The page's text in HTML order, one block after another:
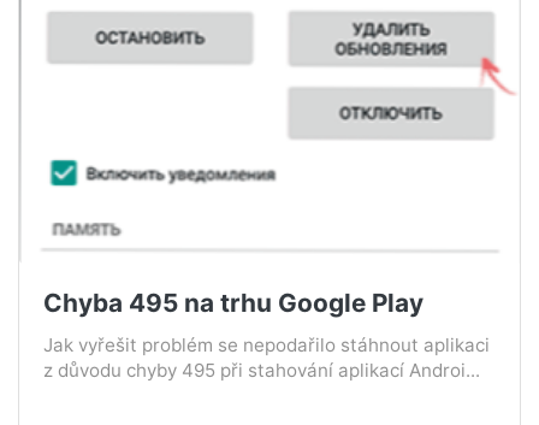
Chyba 495 na trhu Google Play
Jak vyřešit problém se nepodařilo stáhnout aplikaci
z důvodu chyby 495 při stahování aplikací Androi...